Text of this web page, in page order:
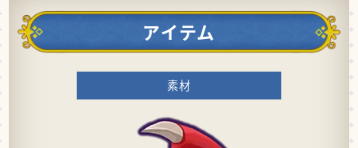
アイテム
素材